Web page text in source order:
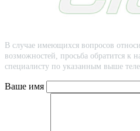
В случае имеющихся вопросов
возможностей, просьба обратится к
специалисту по указанным выше
Ваше имя